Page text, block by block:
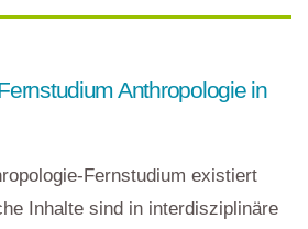
Anthropologie in
Fernstudium existiert
Inhalte sind in interdisziplinäre